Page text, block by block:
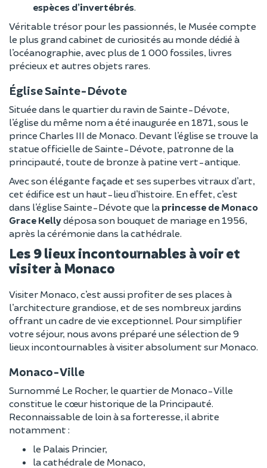
espèces d’invertébrés
Véritable trésor pour les passionnés, le Musée compte
le plus grand cabinet de curiosités au monde dédié à
l’océanographie, avec plus de 1 000 fossiles, livres
précieux et autres objets rares.
Église Sainte-Dévote
Située dans le quartier du ravin de Sainte-Dévote,
l’église du même nom a été inaugurée en 1871, sous le
prince Charles III de Monaco. Devant l’église se trouve la
statue officielle de Sainte-Dévote, patronne de la
principauté, toute de bronze à patine vert-antique.
Avec son élégante façade et ses superbes vitraux d’art,
cet édifice est un haut-lieu d’histoire. En effet, c’est
dans l’église Sainte-Dévote que laprincesse de Monaco
Grace Kellydéposa son bouquet de mariage en 1956,
après la cérémonie dans la cathédrale.
Les 9 lieux incontournables à voir et
visiter à Monaco
Visiter Monaco, c’est aussi profiter de ses places à
l’architecture grandiose, et de ses nombreux jardins
offrant un cadre de vie exceptionnel. Pour simplifier
votre séjour, nous avons préparé une sélection de 9
lieux incontournables à visiter absolument sur Monaco.
Monaco-Ville
Surnommé Le Rocher, le quartier de Monaco-Ville
constitue le cœur historique de la Principauté.
Reconnaissable de loin à sa forteresse, il abrite
notamment :
le Palais Princier,
la cathédrale de Monaco,